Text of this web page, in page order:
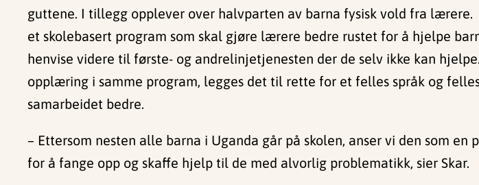
guttene. I tillegg opplever over halvparten av barna fysisk vold fra
et skolebasert program som skal gjøre lærere bedre rustet for å hjelpe
henvise videre til første- og andrelinjetjenesten der de selv ikke kan
opplæring i samme program, legges det til rette for et felles språk og
samarbeidet bedre.
– Ettersom nesten alle barna i Uganda går på skolen, anser vi den som
for å fange opp og skaffe hjelp til de med alvorlig problematikk, sier Skar.